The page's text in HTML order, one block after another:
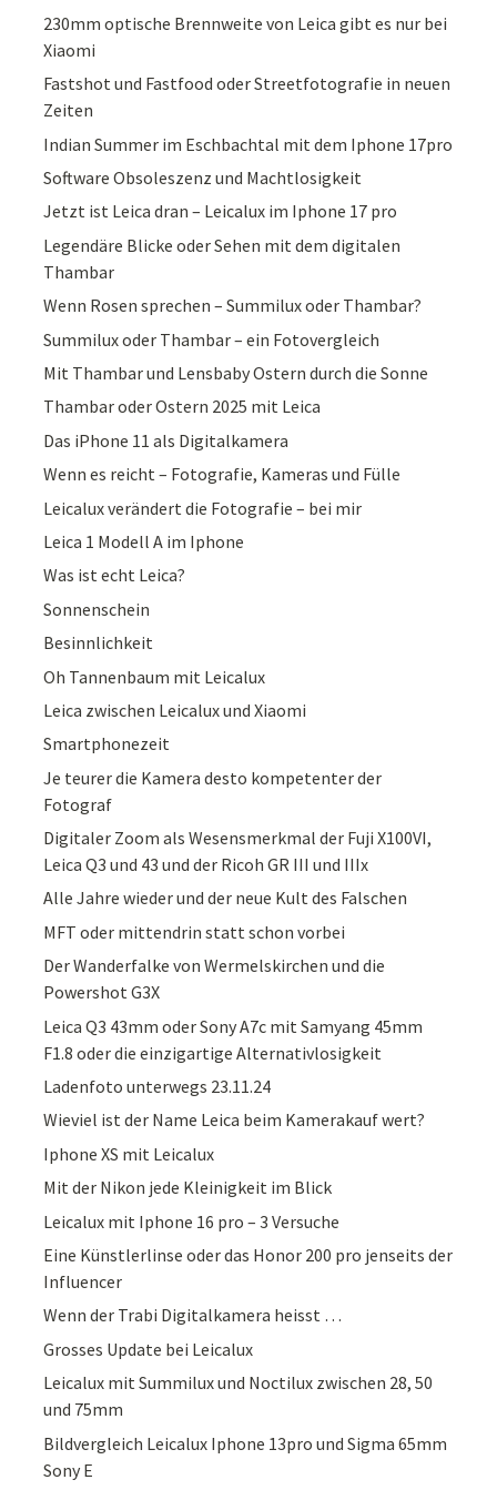
230mm optische Brennweite von Leica gibt es nur bei
Xiaomi
Fastshot und Fastfood oder Streetfotografie in neuen
Zeiten
Indian Summer im Eschbachtal mit dem Iphone 17pro
Software Obsoleszenz und Machtlosigkeit
Jetzt ist Leica dran – Leicalux im Iphone 17 pro
Legendäre Blicke oder Sehen mit dem digitalen
Thambar
Wenn Rosen sprechen – Summilux oder Thambar?
Summilux oder Thambar – ein Fotovergleich
Mit Thambar und Lensbaby Ostern durch die Sonne
Thambar oder Ostern 2025 mit Leica
Das iPhone 11 als Digitalkamera
Wenn es reicht – Fotografie, Kameras und Fülle
Leicalux verändert die Fotografie – bei mir
Leica 1 Modell A im Iphone
Was ist echt Leica?
Sonnenschein
Besinnlichkeit
Oh Tannenbaum mit Leicalux
Leica zwischen Leicalux und Xiaomi
Smartphonezeit
Je teurer die Kamera desto kompetenter der
Fotograf
Digitaler Zoom als Wesensmerkmal der Fuji X100VI,
Leica Q3 und 43 und der Ricoh GR III und IIIx
Alle Jahre wieder und der neue Kult des Falschen
MFT oder mittendrin statt schon vorbei
Der Wanderfalke von Wermelskirchen und die
Powershot G3X
Leica Q3 43mm oder Sony A7c mit Samyang 45mm
F1.8 oder die einzigartige Alternativlosigkeit
Ladenfoto unterwegs 23.11.24
Wieviel ist der Name Leica beim Kamerakauf wert?
Iphone XS mit Leicalux
Mit der Nikon jede Kleinigkeit im Blick
Leicalux mit Iphone 16 pro – 3 Versuche
Eine Künstlerlinse oder das Honor 200 pro jenseits der
Influencer
Wenn der Trabi Digitalkamera heisst …
Grosses Update bei Leicalux
Leicalux mit Summilux und Noctilux zwischen 28, 50
und 75mm
Bildvergleich Leicalux Iphone 13pro und Sigma 65mm
Sony E